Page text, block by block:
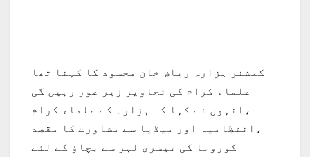
کمشنر ہزارہ ریاض خان محسود کا کہنا تھا
علماء کرام کی تجاویز زیر غور رہیں گی
،انہوں نے کہا کہ ہزارہ کے علماء کرام
،انتظامیہ اور میڈیا سے مشاورت کا مقصد
کورونا کی تیسری لہر سے بچاؤ کے لئے